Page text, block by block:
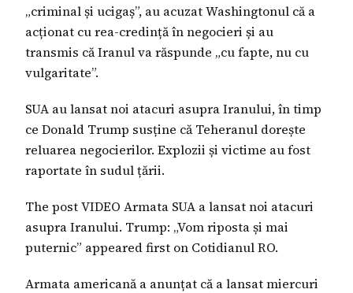
„criminal și ucigaș”, au acuzat Washingtonul că a
acționat cu rea-credință în negocieri și au
transmis că Iranul va răspunde „cu fapte, nu cu
vulgaritate”.
SUA au lansat noi atacuri asupra Iranului, în timp
ce Donald Trump susține că Teheranul dorește
reluarea negocierilor. Explozii și victime au fost
raportate în sudul țării.
The post VIDEO Armata SUA a lansat noi atacuri
asupra Iranului. Trump: „Vom riposta și mai
puternic” appeared first on Cotidianul RO.
Armata americană a anunțat că a lansat miercuri